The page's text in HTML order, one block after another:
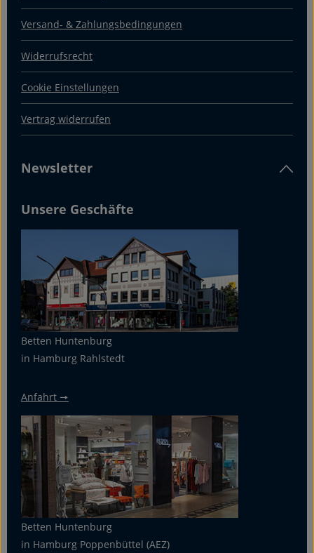
Versand- & Zahlungsbedingungen
Widerrufsrecht
Cookie Einstellungen
Vertrag widerrufen
Newsletter
Unsere Geschäfte
Betten Huntenburg
in Hamburg Rahlstedt
Anfahrt 🠖
Betten Huntenburg
in Hamburg Poppenbüttel (AEZ)